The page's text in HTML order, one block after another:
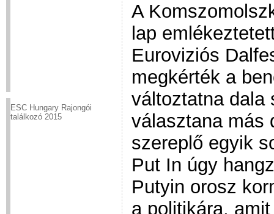
ESC Hungary Rajongói
találkozó 2015
A
lap
Euroviziós
megkérték a
változtatna dala
választana más
szereplő egyik
Put In úgy
Putyin orosz
a politikára,